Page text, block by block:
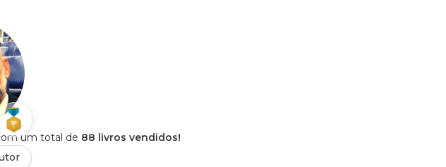
um total de 88 livros vendidos!